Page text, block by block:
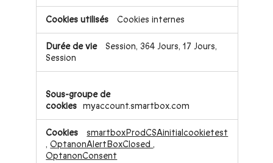
Cookies internes
Session, 364 Jours, 17 Jours,
Session
myaccount.smartbox.com
smartboxProdCSAinitialcookietest
,OptanonAlertBoxClosed,
OptanonConsent